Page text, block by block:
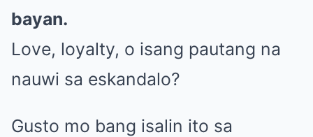
bayan.
Love, loyalty, o isang pautang na
nauwi sa eskandalo?
Gusto mo bang isalin ito sa